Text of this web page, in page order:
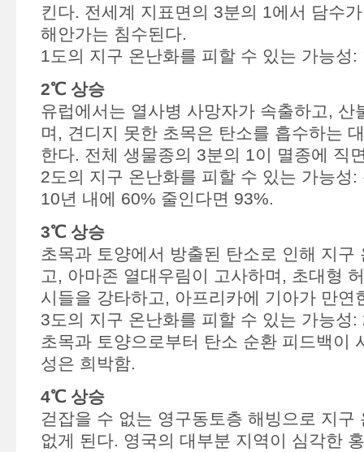
킨다. 전세계 지표면의 3분의 1에서 담수
해안가는 침수된다.
1도의 지구 온난화를 피할 수 있는 가능성:
2℃ 상승
유럽에서는 열사병 사망자가 속출하고, 산
며, 견디지 못한 초목은 탄소를 흡수하는
한다. 전체 생물종의 3분의 1이 멸종에 직
2도의 지구 온난화를 피할 수 있는 가능성:
10년 내에 60% 줄인다면 93%.
3℃ 상승
초목과 토양에서 방출된 탄소로 인해 지구
고, 아마존 열대우림이 고사하며, 초대형
시들을 강타하고, 아프리카에 기아가 만연
3도의 지구 온난화를 피할 수 있는 가능성
초목과 토양으로부터 탄소 순환 피드백이
성은 희박함.
4℃ 상승
걷잡을 수 없는 영구동토층 해빙으로 지구
없게 된다. 영국의 대부분 지역이 심각한